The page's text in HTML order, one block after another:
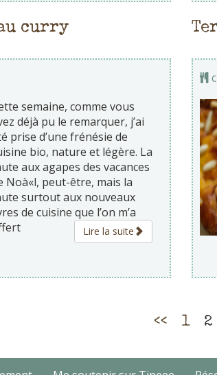
curry
semaine, comme vous
déjà pu le remarquer, j’ai
prise d’une frénésie de
bio, nature et légère. La
aux agapes des vacances
Noà«l, peut-être, mais la
surtout aux nouveaux
de cuisine que l’on m’a
Lire la suite
<< 1 2